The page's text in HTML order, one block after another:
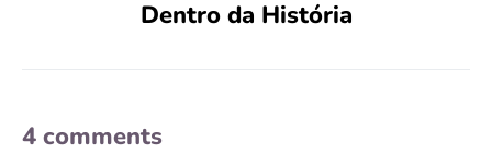
Dentro da História
4 comments